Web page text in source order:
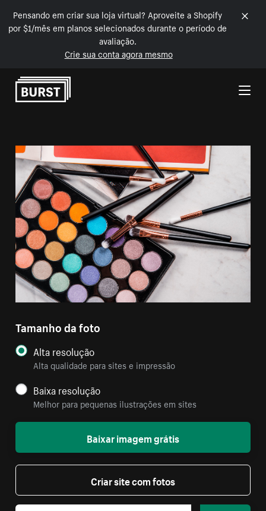
Pensando em criar sua loja virtual? Aproveite a Shopify
por $1/mês em planos selecionados durante o período de
avaliação.
Crie sua conta agora mesmo
Pular para o conteúdo
Tamanho da foto
Alta resolução
Alta qualidade para sites e impressão
Baixa resolução
Melhor para pequenas ilustrações em sites
Baixar imagem grátis
Criar site com fotos